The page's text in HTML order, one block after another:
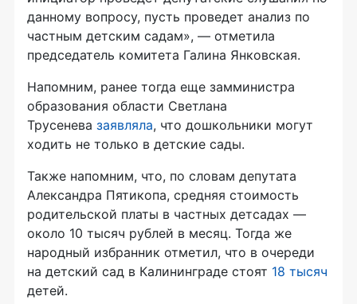
данному вопросу, пусть проведет анализ по
частным детским садам», — отметила
председатель комитета Галина Янковская.
Напомним, ранее тогда еще замминистра
образования области Светлана
Трусенева заявляла, что дошкольники могут
ходить не только в детские сады.
Также напомним, что, по словам депутата
Александра Пятикопа, средняя стоимость
родительской платы в частных детсадах —
около 10 тысяч рублей в месяц. Тогда же
народный избранник отметил, что в очереди
на детский сад в Калининграде стоят 18 тысяч
детей.